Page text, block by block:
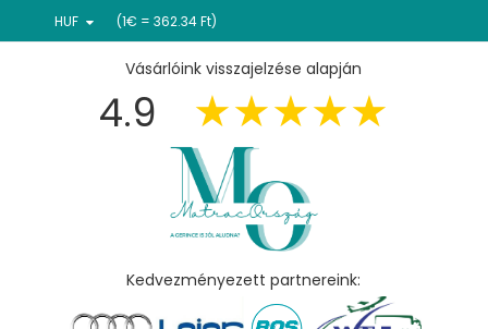
HUF (1€ = 362.34 Ft)
Vásárlóink visszajelzése alapján
4.9
Kedvezményezett partnereink: